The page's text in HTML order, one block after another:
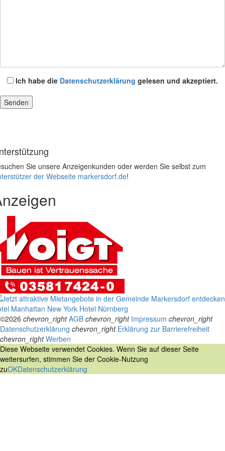
Ich habe die Datenschutzerklärung gelesen und akzeptiert.
Sie unsere Anzeigenkunden oder werden Sie selbst zum
der Webseite markersdorf.de!
Manhattan New York Hotel Nürnberg
©2026 chevron_right AGB chevron_right Impressum chevron_right
Datenschutzerklärung chevron_right Erklärung zur Barrierefreiheit
chevron_right Werben
Diese Webseite verwendet Cookies. Wenn Sie auf dieser Seite
weitersurfen, stimmen Sie der Cookie-Nutzung
zuOKDatenschutzerklärung